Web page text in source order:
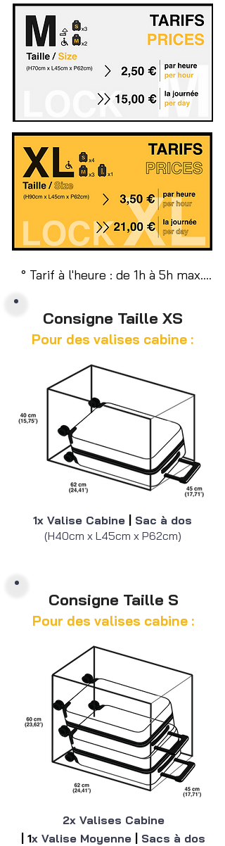
° Tarif à l'heure : de 1h à 5h max.
En cas de retard, payez le temps
additionnel au retrait (par /h).
° Forfait Journée : 24h
Réservation en Ligne possible
ou paiement sur place.
+3€/jour (XS)
+4€/jour (S)
+5€/jour (M)
+7€/jour (XL)
Paiement par carte bancaire
Consigne Taille XS
Pour des valises cabine :
1x Valise Cabine
Sac à dos
(H40cm x L45cm x P62cm)
Consigne Taille S
Pour des valises cabine :
2x Valises Cabine
1x Valise Moyenne
Sacs à dos